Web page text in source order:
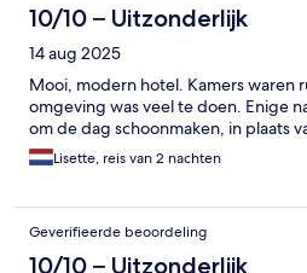
10/10 – Uitzonderlijk
14 aug 2025
Mooi, modern hotel. Kamers waren
omgeving was veel te doen. Enige
om de dag schoonmaken, in plaats
Lisette, reis van 2 nachten
Geverifieerde beoordeling
10/10 – Uitzonderlijk